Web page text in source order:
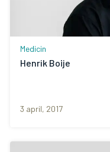
Medicin
Henrik Boije
3 april, 2017